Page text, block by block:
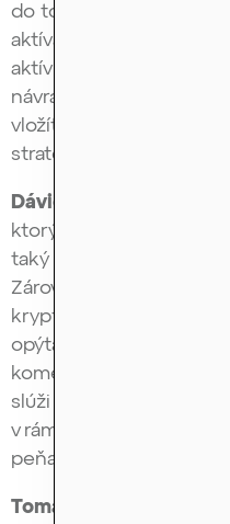
do toho niekto
aktíva. A vyžaduje to
aktívum, to znamená,
návratnosti, ale aj
vložíte, stratíte. A to je
stratégia, len treba
Dávid Krajcár:
ktorým sa treba
taký návod pre
Zároveň nejdeme,
kryptosvet. Ale ešte
opýtať – totižto často
komerčnejších
slúži aj ako práčka
v rámci krypta
peňazí?
Tomáš Urban: